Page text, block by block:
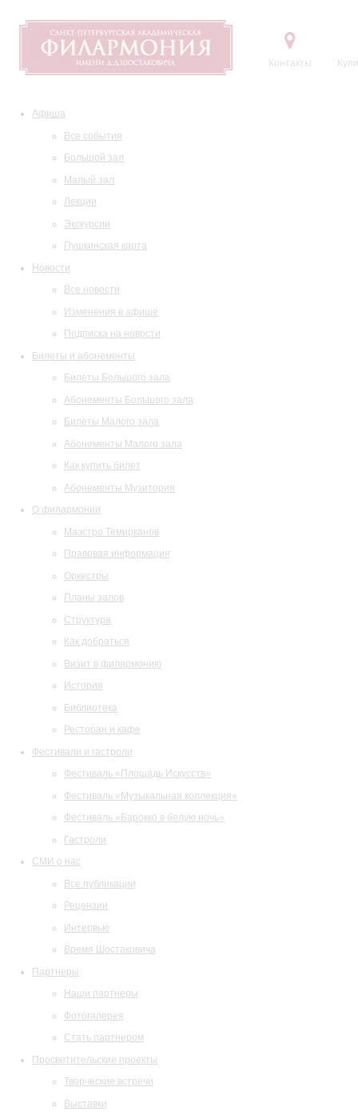
Контакты
Афиша
Все события
Большой зал
Малый зал
Лекции
Экскурсии
Пушкинская карта
Новости
Все новости
Изменения в афише
Подписка на новости
Билеты и абонементы
Билеты Большого зала
Абонементы Большого зала
Билеты Малого зала
Абонементы Малого зала
Как купить билет
Абонементы Музитория
О филармонии
Маэстро Темирканов
Правовая информация
Оркестры
Планы залов
Структура
Как добраться
Визит в филармонию
История
Библиотека
Ресторан и кафе
Фестивали и гастроли
Фестиваль «Площадь Искусств»
Фестиваль «Музыкальная коллекция»
Фестиваль «Барокко в белую ночь»
Гастроли
СМИ о нас
Все публикации
Рецензии
Интервью
Время Шостаковича
Партнеры
Наши партнеры
Фотогалерея
Стать партнером
Просветительские проекты
Творческие встречи
Выставки